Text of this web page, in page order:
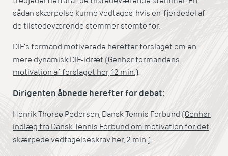
sådan skærpelse kunne vedtages, hvis en-fjerdedel af
de tilstedeværende stemmer stemte for.
DIF’s formand motiverede herefter forslaget om en
mere dynamisk DIF-idræt (Genhør formandens
motivation af forslaget her, 12 min.).
Dirigenten åbnede herefter for debat:
Henrik Thorsø Pedersen, Dansk Tennis Forbund (Genhør
indlæg fra Dansk Tennis Forbund om motivation for det
skærpede vedtagelseskrav her, 2 min.).